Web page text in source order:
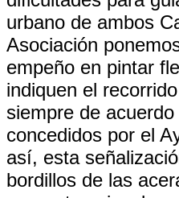
urbano de ambos
Asociación
empeño en pintar
indiquen el
siempre de
concedidos por el
así, esta
bordillos de las